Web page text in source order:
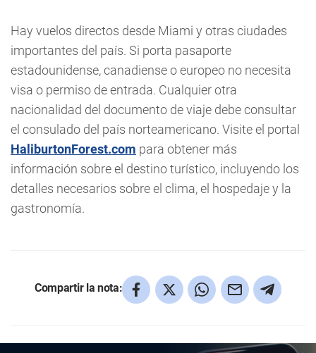
Hay vuelos directos desde Miami y otras ciudades
importantes del país. Si porta pasaporte
estadounidense, canadiense o europeo no necesita
visa o permiso de entrada. Cualquier otra
nacionalidad del documento de viaje debe consultar
el consulado del país norteamericano. Visite el portal
HaliburtonForest.com para obtener más
información sobre el destino turístico, incluyendo los
detalles necesarios sobre el clima, el hospedaje y la
gastronomía.
Compartir la nota: